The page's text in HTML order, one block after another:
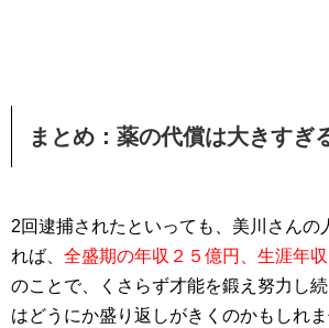
まとめ：薬の代償は大きすぎ
2回逮捕されたといっても、美川さんの
れば、 全盛期の年収２５億円、生涯年
のことで、くさらず才能を鍛え努力し
はどうにか盛り返しがきくのかもしれま